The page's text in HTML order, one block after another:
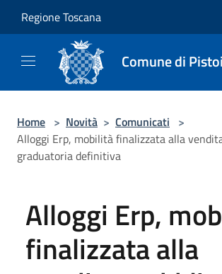
Regione Toscana
Comune di
Home > Novità > Comunicati >
Alloggi Erp, mobilità finalizzata alla
graduatoria definitiva
Alloggi Erp,
finalizzata alla